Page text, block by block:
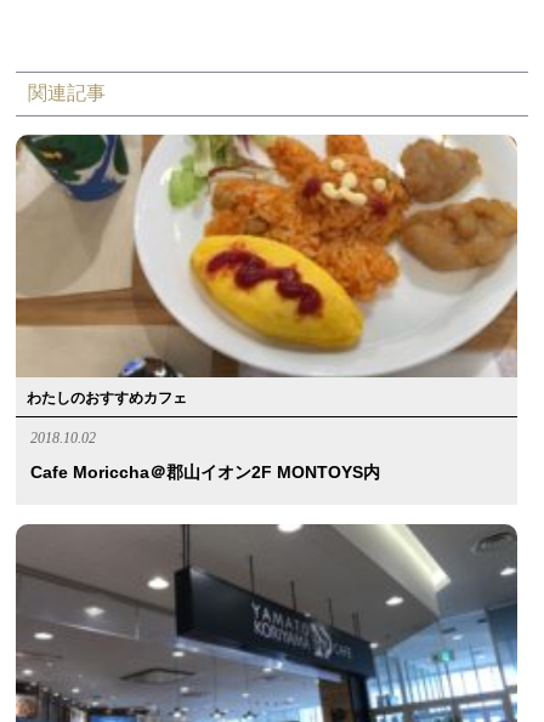
関連記事
わたしのおすすめカフェ
2018.10.02
Cafe Moriccha＠郡山イオン2F MONTOYS内